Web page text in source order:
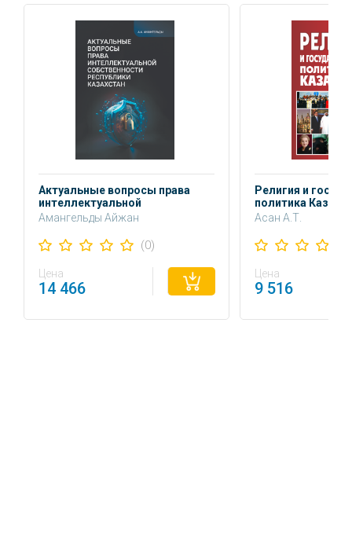
Актуальные вопросы права
интеллектуальной
собственности Республики
Казахстан: монография
Амангельды Айжан
(0)
Цена
14 466
Религия и
политика
Асан А.Т.
Балапанова А.С.
Цена
9 516